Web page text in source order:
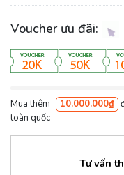
Voucher ưu đãi:
Mua thêm 10.000.000₫
toàn quốc
Tư vấn